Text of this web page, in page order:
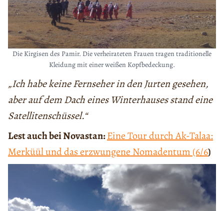
Die Kirgisen des Pamir. Die verheirateten Frauen tragen traditionelle
Kleidung mit einer weißen Kopfbedeckung.
„Ich habe keine Fernseher in den Jurten gesehen,
aber auf dem Dach eines Winterhauses stand eine
Satellitenschüssel.“
Lest auch bei Novastan:Eine Tour durch Ak-Talaa:
Merküül und das erzwungene Nomadentum (6/6)